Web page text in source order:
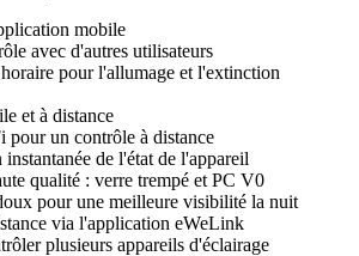
mobile
avec d'autres utilisateurs
pour l'allumage et l'extinction
et à distance
pour un contrôle à distance
de l'état de l'appareil
qualité : verre trempé et PC V0
pour une meilleure visibilité la nuit
via l'application eWeLink
plusieurs appareils d'éclairage